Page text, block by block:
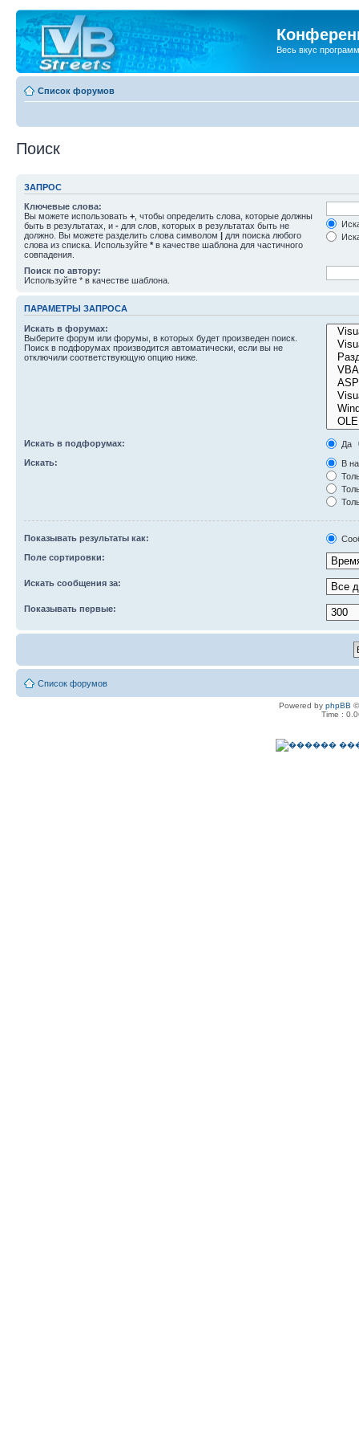
Весь вкус
Список форумов
Поиск
ЗАПРОС
Ключевые слова:
Вы можете использовать + , чтобы определить слова, которые должны
быть в результатах, и - для слов, которых в результатах быть не
должно. Вы можете разделить слова символом | для поиска любого
слова из списка. Используйте * в качестве шаблона для частичного
совпадения.
Поиск по автору:
Используйте * в качестве шаблона.
ПАРАМЕТРЫ ЗАПРОСА
Искать в форумах:
Выберите форум или форумы, в которых будет произведен поиск.
Поиск в подфорумах производится автоматически, если вы не
отключили соответствующую опцию ниже.
Искать в подфорумах:
Да
Искать:
В
Показывать результаты как:
Поле сортировки:
Искать сообщения за:
Показывать первые:
Список форумов
Powered by phpBB
Time :